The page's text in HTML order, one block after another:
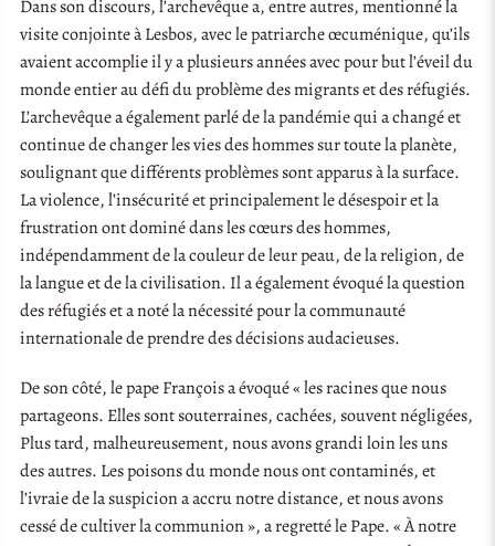
Dans son discours, l’archevêque a, entre autres, mentionné la
visite conjointe à Lesbos, avec le patriarche œcuménique, qu’ils
avaient accomplie il y a plusieurs années avec pour but l’éveil du
monde entier au défi du problème des migrants et des réfugiés.
L’archevêque a également parlé de la pandémie qui a changé et
continue de changer les vies des hommes sur toute la planète,
soulignant que différents problèmes sont apparus à la surface.
La violence, l’insécurité et principalement le désespoir et la
frustration ont dominé dans les cœurs des hommes,
indépendamment de la couleur de leur peau, de la religion, de
la langue et de la civilisation. Il a également évoqué la question
des réfugiés et a noté la nécessité pour la communauté
internationale de prendre des décisions audacieuses.
De son côté, le pape François a évoqué « les racines que nous
partageons. Elles sont souterraines, cachées, souvent négligées,
Plus tard, malheureusement, nous avons grandi loin les uns
des autres. Les poisons du monde nous ont contaminés, et
l’ivraie de la suspicion a accru notre distance, et nous avons
cessé de cultiver la communion », a regretté le Pape. « À notre